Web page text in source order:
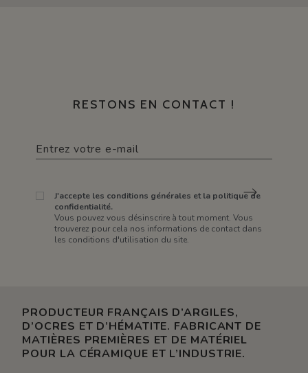
RESTONS EN CONTACT !
J'accepte les conditions générales et la politique de
confidentialité.
Vous pouvez vous désinscrire à tout moment. Vous
trouverez pour cela nos informations de contact dans
les conditions d'utilisation du site.
PRODUCTEUR FRANÇAIS D’ARGILES,
D’OCRES ET D’HÉMATITE. FABRICANT DE
MATIÈRES PREMIÈRES ET DE MATÉRIEL
POUR LA CÉRAMIQUE ET L’INDUSTRIE.